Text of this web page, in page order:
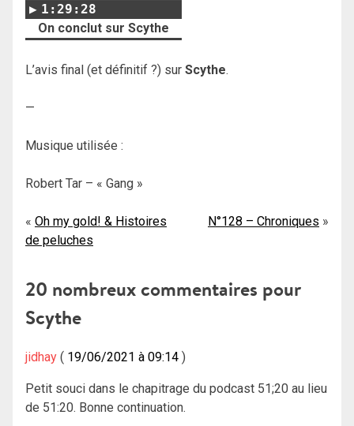
1:29:28
On conclut sur Scythe
L’avis final (et définitif ?) sur Scythe.
—
Musique utilisée :
Robert Tar – « Gang »
Navigation
de
l’article
Oh my gold! & Histoires
de peluches
N°128 – Chroniques
20 nombreux commentaires pour
Scythe
jidhay 19/06/2021 à 09:14
Petit souci dans le chapitrage du podcast 51;20 au lieu
de 51:20. Bonne continuation.